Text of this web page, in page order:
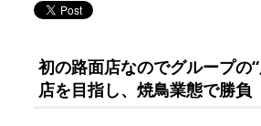
初の路面店なのでグループの
店を目指し、焼鳥業態で勝負